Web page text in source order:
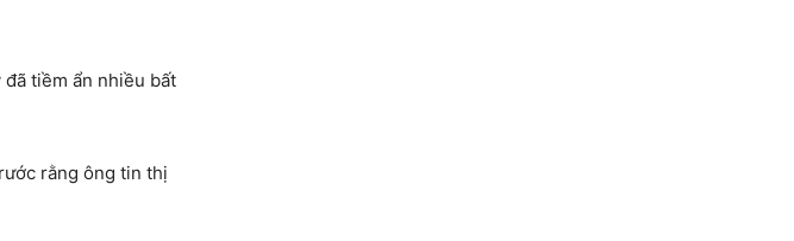
tiềm ẩn nhiều bất
rằng ông tin thị